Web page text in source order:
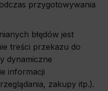
interest to the user based on browsing history and habits
files installed while browsing other websites, profile the
przygotowywania
błędów jest
treści przekazu do
dynamiczne
informacji
zakupy itp.).